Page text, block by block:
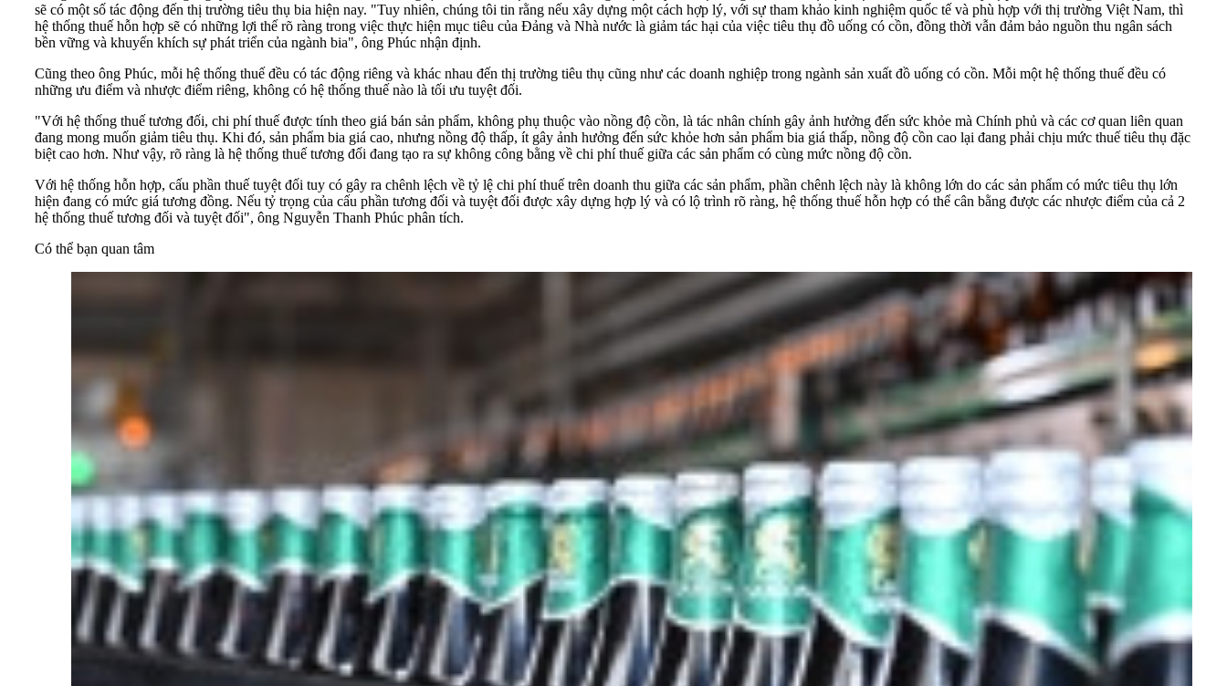
sẽ có một số tác động đến thị trường tiêu thụ bia hiện nay. "Tuy nhiên, chúng tôi tin rằng nếu xây dựng một cách hợp lý, với sự tham khảo kinh nghiệm quốc tế và phù hợp với thị trường Việt Nam, thì
hệ thống thuế hỗn hợp sẽ có những lợi thế rõ ràng trong việc thực hiện mục tiêu của Đảng và Nhà nước là giảm tác hại của việc tiêu thụ đồ uống có cồn, đồng thời vẫn đảm bảo nguồn thu ngân sách
bền vững và khuyến khích sự phát triển của ngành bia", ông Phúc nhận định.
Cũng theo ông Phúc, mỗi hệ thống thuế đều có tác động riêng và khác nhau đến thị trường tiêu thụ cũng như các doanh nghiệp trong ngành sản xuất đồ uống có cồn. Mỗi một hệ thống thuế đều có
những ưu điểm và nhược điểm riêng, không có hệ thống thuế nào là tối ưu tuyệt đối.
"Với hệ thống thuế tương đối, chi phí thuế được tính theo giá bán sản phẩm, không phụ thuộc vào nồng độ cồn, là tác nhân chính gây ảnh hưởng đến sức khỏe mà Chính phủ và các cơ quan liên quan
đang mong muốn giảm tiêu thụ. Khi đó, sản phẩm bia giá cao, nhưng nồng độ thấp, ít gây ảnh hưởng đến sức khỏe hơn sản phẩm bia giá thấp, nồng độ cồn cao lại đang phải chịu mức thuế tiêu thụ đặc
biệt cao hơn. Như vậy, rõ ràng là hệ thống thuế tương đối đang tạo ra sự không công bằng về chi phí thuế giữa các sản phẩm có cùng mức nồng độ cồn.
Với hệ thống hỗn hợp, cấu phần thuế tuyệt đối tuy có gây ra chênh lệch về tỷ lệ chi phí thuế trên doanh thu giữa các sản phẩm, phần chênh lệch này là không lớn do các sản phẩm có mức tiêu thụ lớn
hiện đang có mức giá tương đồng. Nếu tỷ trọng của cấu phần tương đối và tuyệt đối được xây dựng hợp lý và có lộ trình rõ ràng, hệ thống thuế hỗn hợp có thể cân bằng được các nhược điểm của cả 2
hệ thống thuế tương đối và tuyệt đối", ông Nguyễn Thanh Phúc phân tích.
Có thể bạn quan tâm